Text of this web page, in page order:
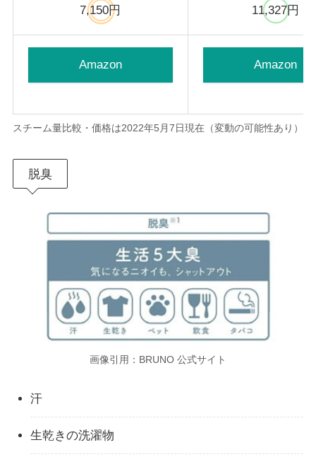
7,150円 11,327円
Amazon Amazon
スチーム量比較・価格は2022年5月7日現在（変動の可能性あり）
脱臭
画像引用：BRUNO 公式サイト
汗
生乾きの洗濯物